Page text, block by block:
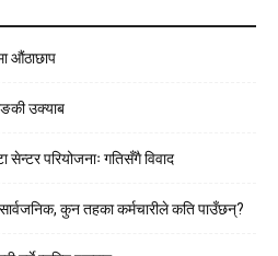
औंठाछाप
उक्याब
परियोजनाः गतिसँगै विवाद
कुन तहका कर्मचारीले कति पाउँछन्?